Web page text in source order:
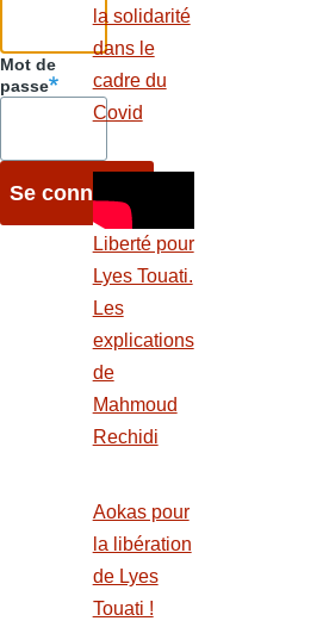
o
o
k
o
n
y
A
p
e
Mot de
passe
la solidarité
dans le
cadre du
Covid
Liberté pour
Lyes Touati.
Les
explications
de
Mahmoud
Rechidi
Aokas pour
la libération
de Lyes
Touati !